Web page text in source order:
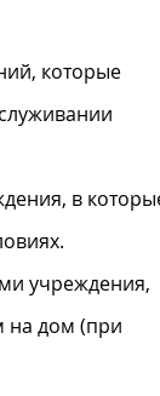
которые
в
учреждения,
на дом (при